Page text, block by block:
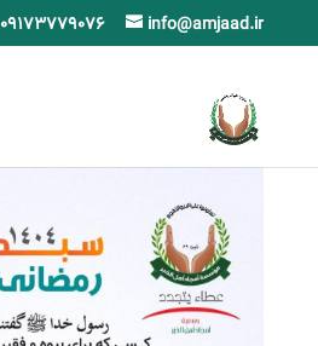
09173779076 info@amjaad.ir